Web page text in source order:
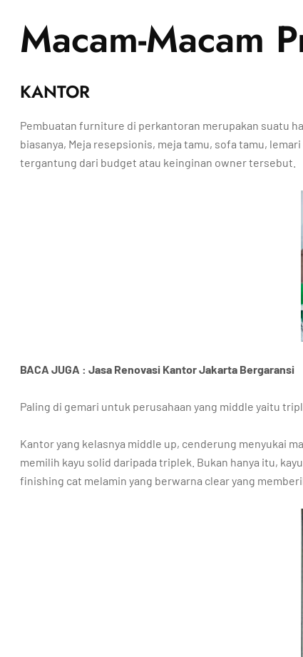
Macam-Macam
KANTOR
Pembuatan furniture di perkantoran merupakan suatu
biasanya, Meja resepsionis, meja tamu, sofa tamu,
tergantung dari budget atau keinginan owner tersebut.
BACA JUGA : Jasa Renovasi Kantor Jakarta Bergaransi
Paling di gemari untuk perusahaan yang middle yaitu
Kantor yang kelasnya middle up, cenderung menyukai
memilih kayu solid daripada triplek. Bukan hanya itu,
finishing cat melamin yang berwarna clear yang